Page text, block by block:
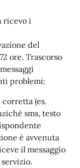
ricevo i
del
ore. Trascorso
problemi:
(es.
sms, testo
è avvenuta
il messaggio